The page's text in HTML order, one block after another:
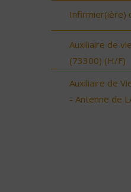
Infirmier(ière)
Auxiliaire de
(73300) (H/F)
Auxiliaire de
- Antenne de